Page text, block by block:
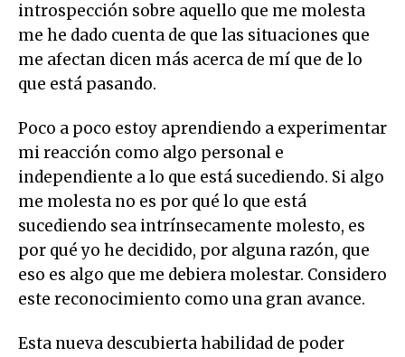
introspección sobre aquello que me molesta
me he dado cuenta de que las situaciones que
me afectan dicen más acerca de mí que de lo
que está pasando.
Poco a poco estoy aprendiendo a experimentar
mi reacción como algo personal e
independiente a lo que está sucediendo. Si algo
me molesta no es por qué lo que está
sucediendo sea intrínsecamente molesto, es
por qué yo he decidido, por alguna razón, que
eso es algo que me debiera molestar. Considero
este reconocimiento como una gran avance.
Esta nueva descubierta habilidad de poder